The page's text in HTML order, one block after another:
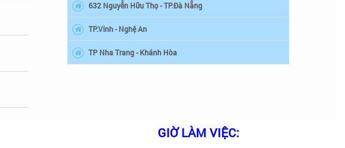
632 Nguyễn Hữu Thọ - TP.Đà Nẵng
TP.Vinh - Nghệ An
TP Nha Trang - Khánh Hòa
GIỜ LÀM VIỆC: